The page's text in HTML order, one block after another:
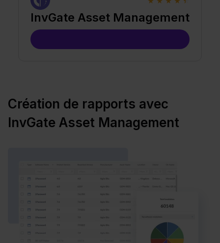
InvGate Asset Management
Création de rapports avec
InvGate Asset Management